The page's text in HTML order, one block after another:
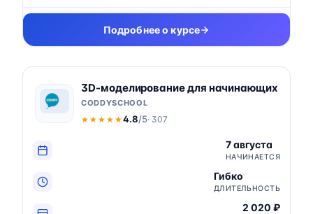
Подробнее о курсе
3D-моделирование для начинающих
CODDYSCHOOL
★★★★★
★★★★★4.8/5· 307
7 августа
НАЧИНАЕТСЯ
Гибко
ДЛИТЕЛЬНОСТЬ
2 020 ₽